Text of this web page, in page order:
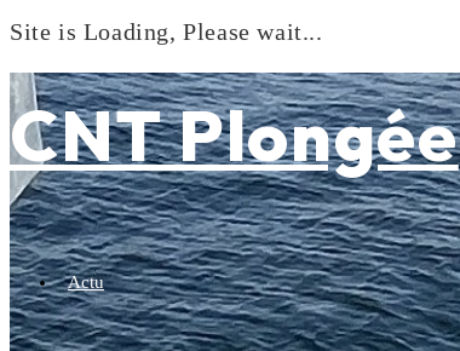
Site is Loading, Please wait...
to
content
CNT Plongée
Actu